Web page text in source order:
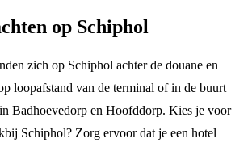
op Schiphol
zich op Schiphol achter de douane en
loopafstand van de terminal of in de buurt
Badhoevedorp en Hoofddorp. Kies je voor
Schiphol? Zorg ervoor dat je een hotel